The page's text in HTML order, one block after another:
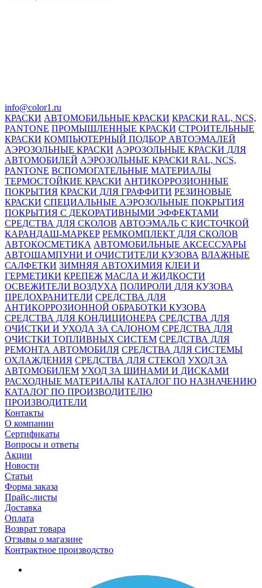
info@color1.ru
КРАСКИ АВТОМОБИЛЬНЫЕ КРАСКИ КРАСКИ RAL, NCS,
PANTONE ПРОМЫШЛЕННЫЕ КРАСКИ СТРОИТЕЛЬНЫЕ
КРАСКИ КОМПЬЮТЕРНЫЙ ПОДБОР АВТОЭМАЛЕЙ
АЭРОЗОЛЬНЫЕ КРАСКИ АЭРОЗОЛЬНЫЕ КРАСКИ ДЛЯ
АВТОМОБИЛЕЙ АЭРОЗОЛЬНЫЕ КРАСКИ RAL, NCS,
PANTONE ВСПОМОГАТЕЛЬНЫЕ МАТЕРИАЛЫ
ТЕРМОСТОЙКИЕ КРАСКИ АНТИКОРРОЗИОННЫЕ
ПОКРЫТИЯ КРАСКИ ДЛЯ ГРАФФИТИ РЕЗИНОВЫЕ
КРАСКИ СПЕЦИАЛЬНЫЕ АЭРОЗОЛЬНЫЕ ПОКРЫТИЯ
ПОКРЫТИЯ С ДЕКОРАТИВНЫМИ ЭФФЕКТАМИ
СРЕДСТВА ДЛЯ СКОЛОВ АВТОЭМАЛЬ С КИСТОЧКОЙ
КАРАНДАШ-МАРКЕР РЕМКОМПЛЕКТ ДЛЯ СКОЛОВ
АВТОКОСМЕТИКА АВТОМОБИЛЬНЫЕ АКСЕССУАРЫ
АВТОШАМПУНИ И ОЧИСТИТЕЛИ КУЗОВА ВЛАЖНЫЕ
САЛФЕТКИ ЗИМНЯЯ АВТОХИМИЯ КЛЕИ И
ГЕРМЕТИКИ КРЕПЕЖ МАСЛА И ЖИДКОСТИ
ОСВЕЖИТЕЛИ ВОЗДУХА ПОЛИРОЛИ ДЛЯ КУЗОВА
ПРЕДОХРАНИТЕЛИ СРЕДСТВА ДЛЯ
АНТИКОРРОЗИОННОЙ ОБРАБОТКИ КУЗОВА
СРЕДСТВА ДЛЯ КОНДИЦИОНЕРА СРЕДСТВА ДЛЯ
ОЧИСТКИ И УХОДА ЗА САЛОНОМ СРЕДСТВА ДЛЯ
ОЧИСТКИ ТОПЛИВНЫХ СИСТЕМ СРЕДСТВА ДЛЯ
РЕМОНТА АВТОМОБИЛЯ СРЕДСТВА ДЛЯ СИСТЕМЫ
ОХЛАЖДЕНИЯ СРЕДСТВА ДЛЯ СТЕКОЛ УХОД ЗА
АВТОМОБИЛЕМ УХОД ЗА ШИНАМИ И ДИСКАМИ
РАСХОДНЫЕ МАТЕРИАЛЫ КАТАЛОГ ПО НАЗНАЧЕНИЮ
КАТАЛОГ ПО ПРОИЗВОДИТЕЛЮ
ПРОИЗВОДИТЕЛИ
Контакты
О компании
Сертификаты
Вопросы и ответы
Акции
Новости
Статьи
Форма заказа
Прайс-листы
Доставка
Оплата
Возврат товара
Отзывы о магазине
Контрактное производство